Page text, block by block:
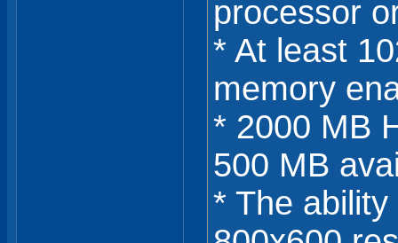
processor
* At least
memory
* 2000 MB
500 MB
* The